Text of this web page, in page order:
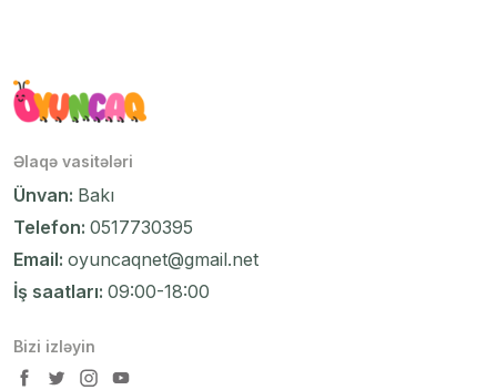
Əlaqə vasitələri
Ünvan: Bakı
Telefon: 0517730395
Email: oyuncaqnet@gmail.net
İş saatları: 09:00-18:00
Bizi izləyin